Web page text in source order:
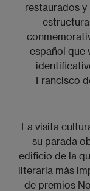
restaurados y
español que
Francisco
La visita
su parada
edificio de la
literaria más
de premios